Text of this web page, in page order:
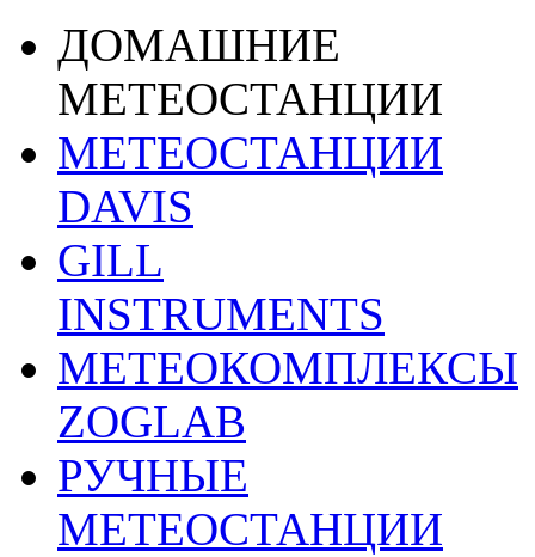
ДОМАШНИЕ
МЕТЕОСТАНЦИИ
МЕТЕОСТАНЦИИ
DAVIS
GILL
INSTRUMENTS
МЕТЕОКОМПЛЕКСЫ
ZOGLAB
РУЧНЫЕ
МЕТЕОСТАНЦИИ